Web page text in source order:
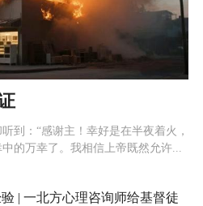
到：“感谢主！幸好是在半夜着火，
的万幸了。我相信上帝既然允许...
| 一北方心理咨询师给基督徒